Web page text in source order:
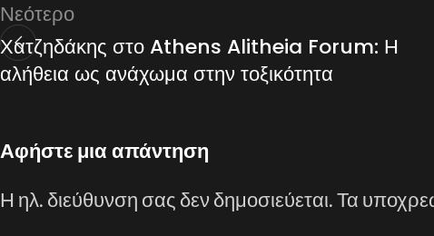
Νεότερο
Χατζηδάκης στο Athens Alitheia Forum: Η
αλήθεια ως ανάχωμα στην τοξικότητα
Αφήστε μια απάντηση
Η ηλ. διεύθυνση σας δεν δημοσιεύεται.Τα